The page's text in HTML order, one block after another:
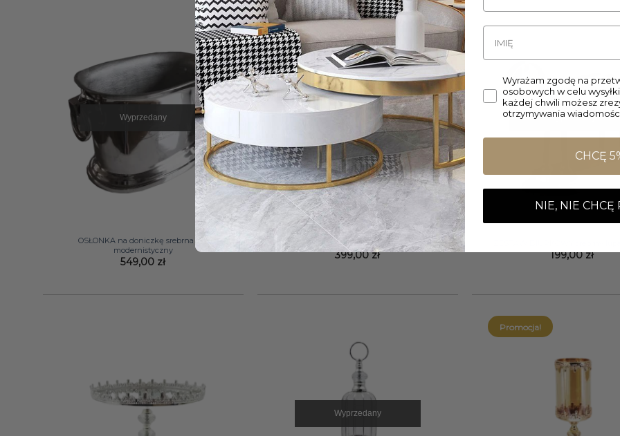
Wyprzedany
OSŁONKA na doniczkę srebrna styl
modernistyczny
549,00 zł
WAZON srebrny kielichowy klasyczny
399,00zł
Wyprzedany
199,00zł
Wyprzedany
Promocja!
Wyrażam zgodę na
osobowych w celu
każdej chwili możesz
otrzymywania
CHCĘ
NIE, NIE CHCĘ